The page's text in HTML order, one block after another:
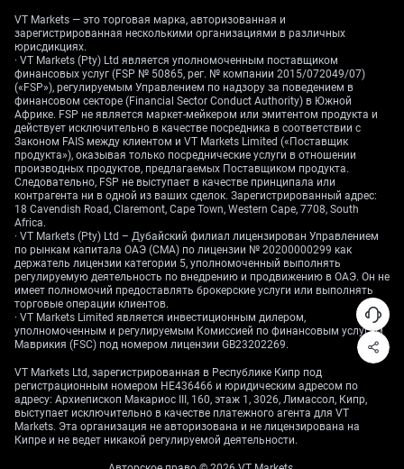
Given this environment, derivative traders should
consider buying AUD/USD put options with expiry dates
in late December or January 2026. This strategy allows
for profiting from a potential decline toward the 0.6470
support level mentioned in recent analysis. Using puts
also defines the risk, limiting the maximum loss to the
premium paid, which is prudent in an uncertain market.
We are also dealing with the economic fallout from the
record 43-day US government shutdown that ended last
Thursday. This event is causing significant delays in
key data, making it difficult to gauge the health of the
American economy. This data vacuum could lead to
sharp, unexpected price swings, making long volatility
strategies like straddles a viable option for those who
anticipate a big move but are unsure of the direction.
We must also watch China, as its economic
performance is critical for the Australian Dollar. Recent
data was mixed, with disappointing Industrial
Production figures causing concern, a trend supported
by the latest Caixin Manufacturing PMI which registered
a contraction at 49.5. Any further signs of weakness
from Australia’s largest trading partner would likely
VT Markets — это торговая марка, авторизованная и
зарегистрированная несколькими организациями в различных
юрисдикциях.
· VT Markets (Pty) Ltd является уполномоченным поставщиком
финансовых услуг (FSP № 50865, рег. № компании 2015/072049/07)
(«FSP»), регулируемым Управлением по надзору за поведением в
финансовом секторе (Financial Sector Conduct Authority) в Южной
Африке. FSP не является маркет-мейкером или эмитентом продукта и
действует исключительно в качестве посредника в соответствии с
Законом FAIS между клиентом и VT Markets Limited («Поставщик
продукта»), оказывая только посреднические услуги в отношении
производных продуктов, предлагаемых Поставщиком продукта.
Следовательно, FSP не выступает в качестве принципала или
контрагента ни в одной из ваших сделок. Зарегистрированный адрес:
18 Cavendish Road, Claremont, Cape Town, Western Cape, 7708, South
Africa.
· VT Markets (Pty) Ltd – Дубайский филиал лицензирован Управлением
по рынкам капитала ОАЭ (CMA) по лицензии № 20200000299 как
держатель лицензии категории 5, уполномоченный выполнять
регулируемую деятельность по внедрению и продвижению в ОАЭ. Он не
имеет полномочий предоставлять брокерские услуги или выполнять
торговые операции клиентов.
· VT Markets Limited является инвестиционным дилером,
уполномоченным и регулируемым Комиссией по финансовым услугам
Маврикия (FSC) под номером лицензии GB23202269.
VT Markets Ltd, зарегистрированная в Республике Кипр под
регистрационным номером HE436466 и юридическим адресом по
адресу: Архиепископ Макариос III, 160, этаж 1, 3026, Лимассол, Кипр,
выступает исключительно в качестве платежного агента для VT
Markets. Эта организация не авторизована и не лицензирована на
Кипре и не ведет никакой регулируемой деятельности.